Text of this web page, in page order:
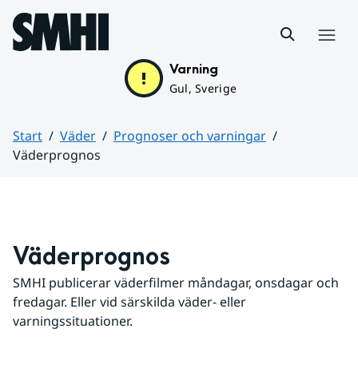
Hoppa till sidans innehåll
Varning
Gul, Sverige
Start Väder
Prognoser och varningar
Väderprognos
Väderprognos
SMHI publicerar väderfilmer måndagar, onsdagar och
fredagar. Eller vid särskilda väder- eller
varningssituationer.